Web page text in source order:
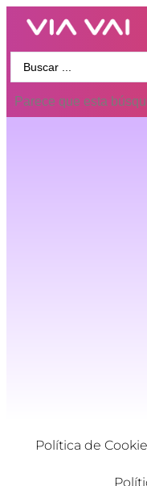
Parece que esta
Política de